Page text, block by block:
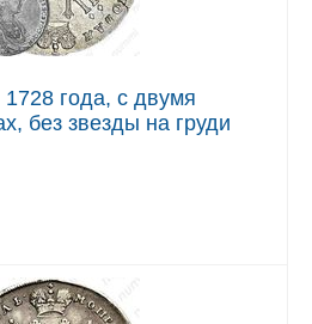
года, с двумя
без звезды на груди